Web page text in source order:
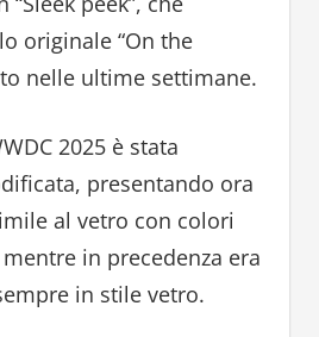
originale “On the
nelle ultime settimane.
2025 è stata
presentando ora
al vetro con colori
in precedenza era
in stile vetro.